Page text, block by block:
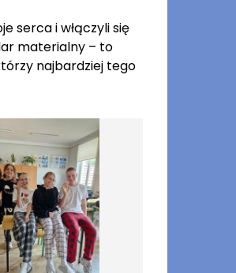
serca i włączyli się
materialny – to
najbardziej tego